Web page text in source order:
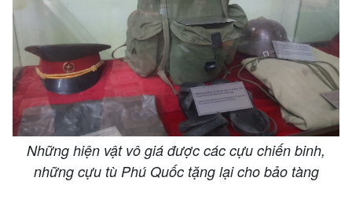
Những hiện vật vô giá được các cựu chiến binh,
những cựu tù Phú Quốc tặng lại cho bảo tàng